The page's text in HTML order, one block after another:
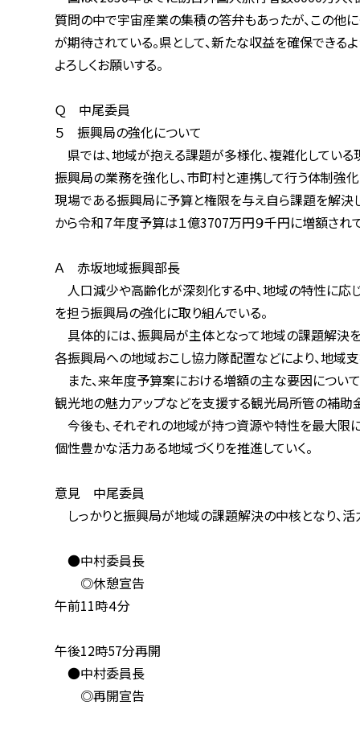
質問の中で宇宙産業の集積の答弁もあったが、この他に
が期待されている。県として、新たな収益を確保できるよ
よろしくお願いする。
Ｑ 中尾委員
５ 振興局の強化について
県では、地域が抱える課題が多様化、複雑化している現
振興局の業務を強化し、市町村と連携して行う体制強化
現場である振興局に予算と権限を与え自ら課題を解決し
から令和７年度予算は１億3707万円９千円に増額されて
Ａ 赤坂地域振興部長
人口減少や高齢化が深刻化する中、地域の特性に応じ
を担う振興局の強化に取り組んでいる。
具体的には、振興局が主体となって地域の課題解決を図
各振興局への地域おこし協力隊配置などにより、地域支
また、来年度予算案における増額の主な要因については
観光地の魅力アップなどを支援する観光局所管の補助金
今後も、それぞれの地域が持つ資源や特性を最大限に活
個性豊かな活力ある地域づくりを推進していく。
意見 中尾委員
しっかりと振興局が地域の課題解決の中核となり、活力
●中村委員長
◎休憩宣告
午前11時４分
午後12時57分再開
●中村委員長
◎再開宣告